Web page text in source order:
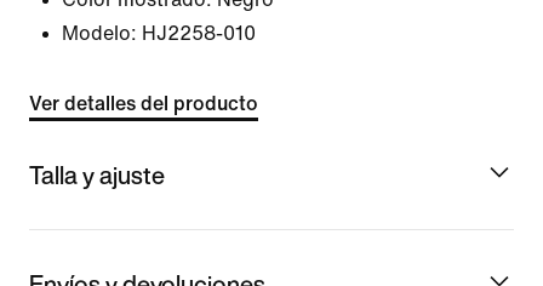
Modelo: HJ2258-010
Ver detalles del producto
Talla y ajuste